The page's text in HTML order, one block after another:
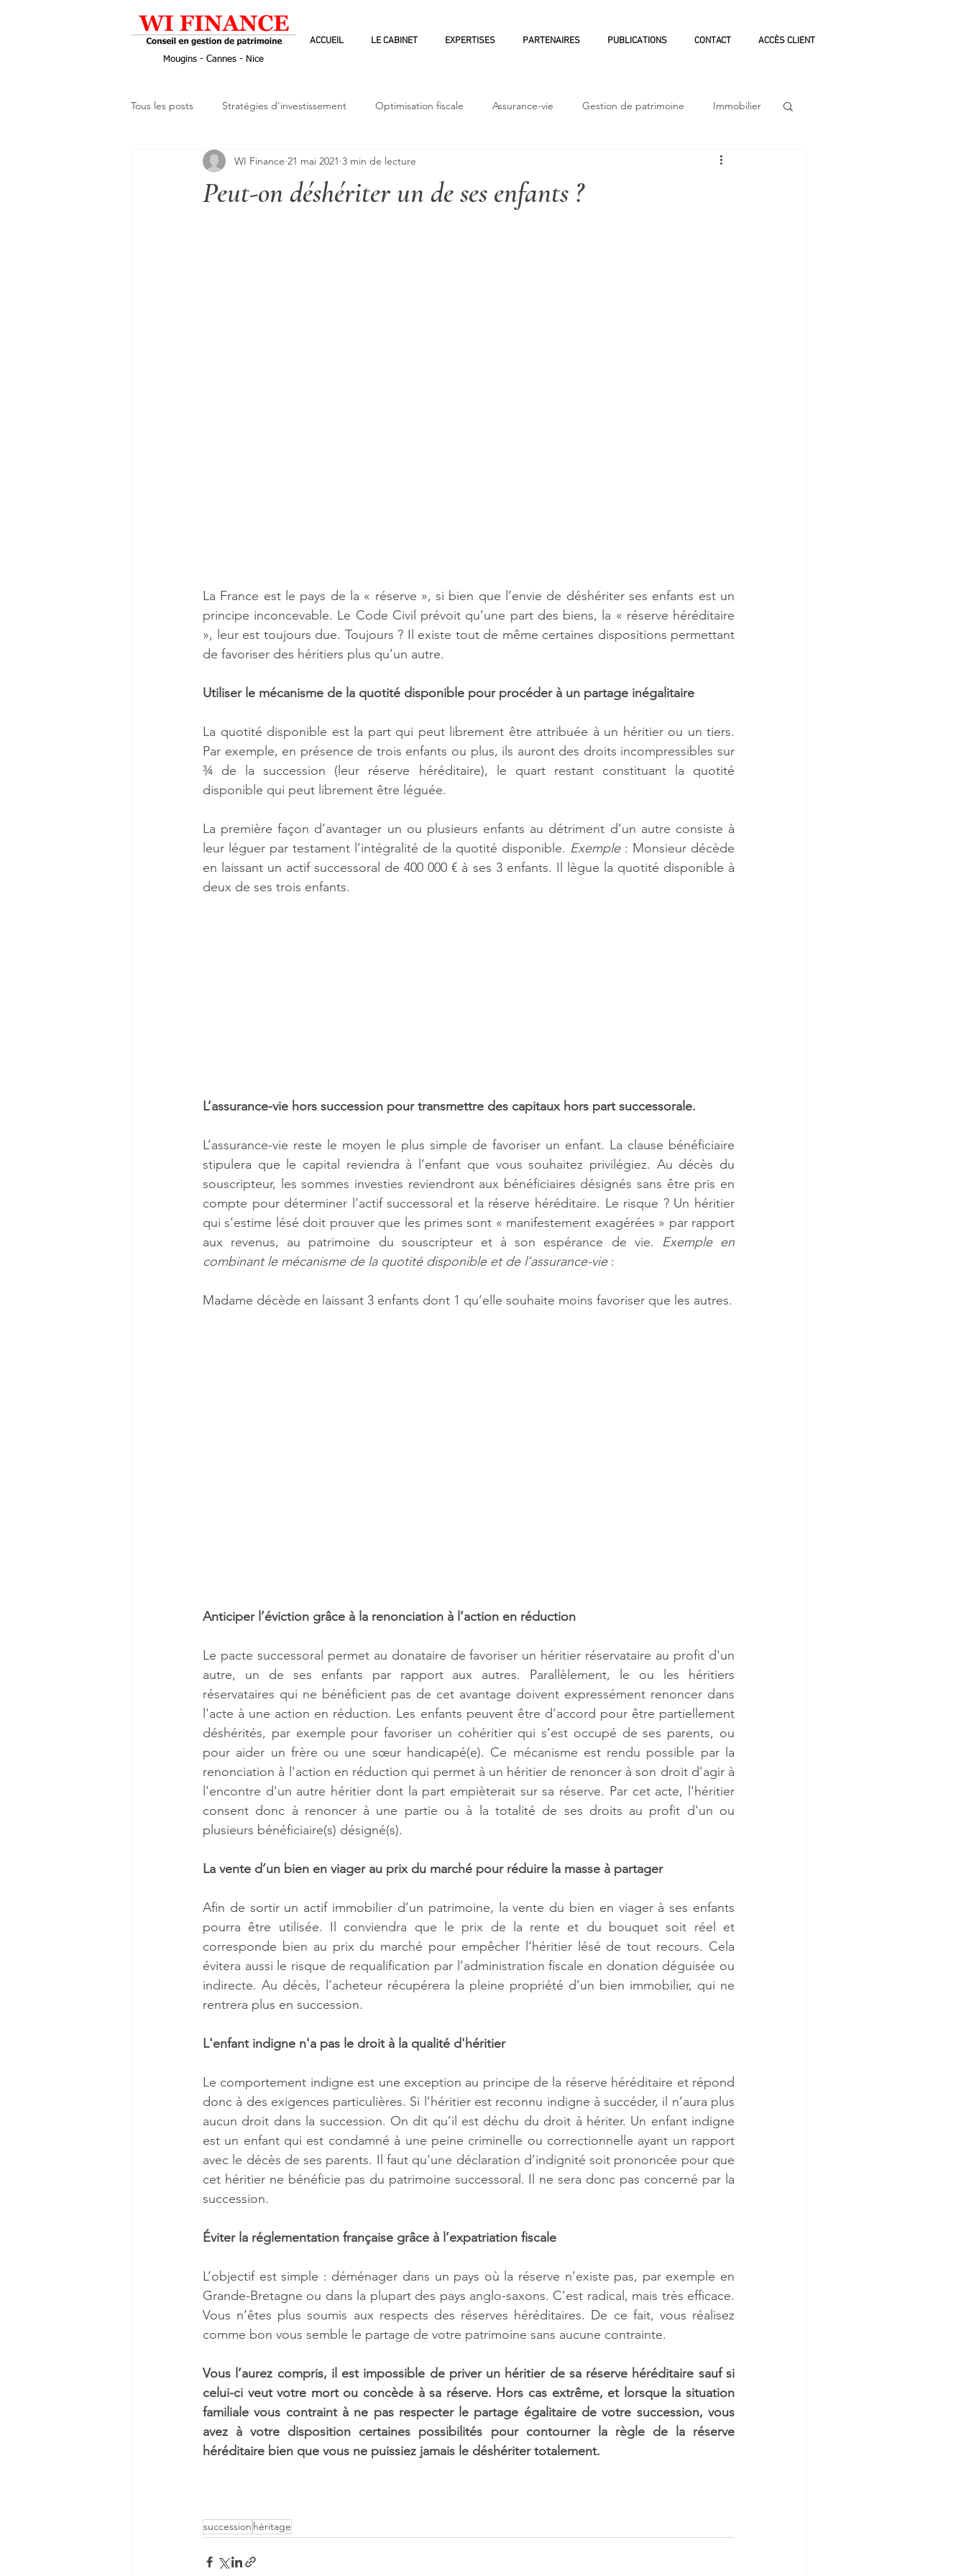
Mougins - Cannes - Nice
ACCUEIL LE CABINET EXPERTISES PARTENAIRES PUBLICATIONS CONTACT ACCÈS CLIENT
Tous les posts Stratégies d'investissement Optimisation fiscale Assurance-vie Gestion de patrimoine Immobilier
Entrepreneuriat Stratégie d'investissement
Peut-on déshériter un de ses enfants ?
WI Finance 21 mai 2021 3 min de lecture
La France est le pays de la « réserve », si bien que l’envie de déshériter ses enfants est un
principe inconcevable. Le Code Civil prévoit qu’une part des biens, la « réserve héréditaire
», leur est toujours due. Toujours ? Il existe tout de même certaines dispositions permettant
de favoriser des héritiers plus qu’un autre.
Utiliser le mécanisme de la quotité disponible pour procéder à un partage inégalitaire
La quotité disponible est la part qui peut librement être attribuée à un héritier ou un tiers.
Par exemple, en présence de trois enfants ou plus, ils auront des droits incompressibles sur
¾ de la succession (leur réserve héréditaire), le quart restant constituant la quotité
disponible qui peut librement être léguée.
La première façon d’avantager un ou plusieurs enfants au détriment d’un autre consiste à
leur léguer par testament l’intégralité de la quotité disponible. Exemple : Monsieur décède
en laissant un actif successoral de 400 000 € à ses 3 enfants. Il lègue la quotité disponible à
deux de ses trois enfants.
L’assurance-vie hors succession pour transmettre des capitaux hors part successorale.
L’assurance-vie reste le moyen le plus simple de favoriser un enfant. La clause bénéficiaire
stipulera que le capital reviendra à l’enfant que vous souhaitez privilégiez. Au décès du
souscripteur, les sommes investies reviendront aux bénéficiaires désignés sans être pris en
compte pour déterminer l’actif successoral et la réserve héréditaire. Le risque ? Un héritier
qui s’estime lésé doit prouver que les primes sont « manifestement exagérées » par rapport
aux revenus, au patrimoine du souscripteur et à son espérance de vie. Exemple en
combinant le mécanisme de la quotité disponible et de l’assurance-vie :
Madame décède en laissant 3 enfants dont 1 qu’elle souhaite moins favoriser que les autres.
Anticiper l’éviction grâce à la renonciation à l’action en réduction
Le pacte successoral permet au donataire de favoriser un héritier réservataire au profit d'un
autre, un de ses enfants par rapport aux autres. Parallèlement, le ou les héritiers
réservataires qui ne bénéficient pas de cet avantage doivent expressément renoncer dans
l'acte à une action en réduction. Les enfants peuvent être d’accord pour être partiellement
déshérités, par exemple pour favoriser un cohéritier qui s’est occupé de ses parents, ou
pour aider un frère ou une sœur handicapé(e). Ce mécanisme est rendu possible par la
renonciation à l'action en réduction qui permet à un héritier de renoncer à son droit d'agir à
l'encontre d'un autre héritier dont la part empièterait sur sa réserve. Par cet acte, l'héritier
consent donc à renoncer à une partie ou à la totalité de ses droits au profit d'un ou
plusieurs bénéficiaire(s) désigné(s).
La vente d’un bien en viager au prix du marché pour réduire la masse à partager
Afin de sortir un actif immobilier d’un patrimoine, la vente du bien en viager à ses enfants
pourra être utilisée. Il conviendra que le prix de la rente et du bouquet soit réel et
corresponde bien au prix du marché pour empêcher l’héritier lésé de tout recours. Cela
évitera aussi le risque de requalification par l’administration fiscale en donation déguisée ou
indirecte. Au décès, l’acheteur récupérera la pleine propriété d’un bien immobilier, qui ne
rentrera plus en succession.
L'enfant indigne n'a pas le droit à la qualité d'héritier
Le comportement indigne est une exception au principe de la réserve héréditaire et répond
donc à des exigences particulières. Si l’héritier est reconnu indigne à succéder, il n’aura plus
aucun droit dans la succession. On dit qu’il est déchu du droit à hériter. Un enfant indigne
est un enfant qui est condamné à une peine criminelle ou correctionnelle ayant un rapport
avec le décès de ses parents. Il faut qu’une déclaration d’indignité soit prononcée pour que
cet héritier ne bénéficie pas du patrimoine successoral. Il ne sera donc pas concerné par la
succession.
Éviter la réglementation française grâce à l’expatriation fiscale
L’objectif est simple : déménager dans un pays où la réserve n’existe pas, par exemple en
Grande-Bretagne ou dans la plupart des pays anglo-saxons. C’est radical, mais très efficace.
Vous n’êtes plus soumis aux respects des réserves héréditaires. De ce fait, vous réalisez
comme bon vous semble le partage de votre patrimoine sans aucune contrainte.
Vous l’aurez compris, il est impossible de priver un héritier de sa réserve héréditaire sauf si
celui-ci veut votre mort ou concède à sa réserve. Hors cas extrême, et lorsque la situation
familiale vous contraint à ne pas respecter le partage égalitaire de votre succession, vous
avez à votre disposition certaines possibilités pour contourner la règle de la réserve
héréditaire bien que vous ne puissiez jamais le déshériter totalement.
succession héritage